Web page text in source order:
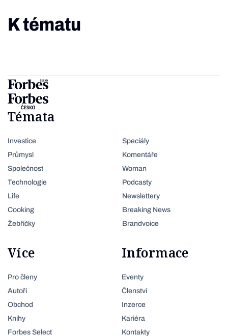
K tématu
Témata
Investice
Průmysl
Společnost
Technologie
Life
Cooking
Žebříčky
Speciály
Komentáře
Woman
Podcasty
Newslettery
Breaking News
Brandvoice
Více
Pro členy
Autoři
Obchod
Knihy
Forbes Select
Informace
Eventy
Členství
Inzerce
Kariéra
Kontakty